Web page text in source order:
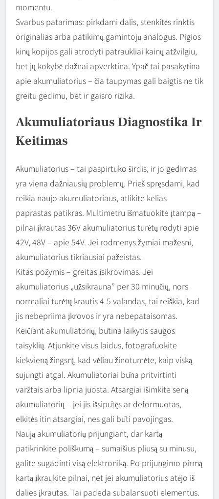
momentu.
Svarbus patarimas: pirkdami dalis, stenkitės rinktis
originalias arba patikimų gamintojų analogus. Pigios
kinų kopijos gali atrodyti patraukliai kainų atžvilgiu,
bet jų kokybė dažnai apverktina. Ypač tai pasakytina
apie akumuliatorius – čia taupymas gali baigtis ne tik
greitu gedimu, bet ir gaisro rizika.
Akumuliatoriaus Diagnostika Ir
Keitimas
Akumuliatorius – tai paspirtuko širdis, ir jo gedimas
yra viena dažniausių problemų. Prieš spręsdami, kad
reikia naujo akumuliatoriaus, atlikite kelias
paprastas patikras. Multimetru išmatuokite įtampą –
pilnai įkrautas 36V akumuliatorius turėtų rodyti apie
42V, 48V – apie 54V. Jei rodmenys žymiai mažesni,
akumuliatorius tikriausiai pažeistas.
Kitas požymis – greitas įsikrovimas. Jei
akumuliatorius „užsikrauna” per 30 minučių, nors
normaliai turėtų krautis 4-5 valandas, tai reiškia, kad
jis nebepriima įkrovos ir yra nebepataisomas.
Keičiant akumuliatorių, būtina laikytis saugos
taisyklių. Atjunkite visus laidus, fotografuokite
kiekvieną žingsnį, kad vėliau žinotumėte, kaip viską
sujungti atgal. Akumuliatoriai būna pritvirtinti
varžtais arba lipnia juosta. Atsargiai išimkite seną
akumuliatorių – jei jis išsipūtęs ar deformuotas,
elkitės itin atsargiai, nes gali būti pavojingas.
Naują akumuliatorių prijungiant, dar kartą
patikrinkite poliškumą – sumaišius pliusą su minusu,
galite sugadinti visą elektroniką. Po prijungimo pirmą
kartą įkraukite pilnai, net jei akumuliatorius atėjo iš
dalies įkrautas. Tai padeda subalansuoti elementus.